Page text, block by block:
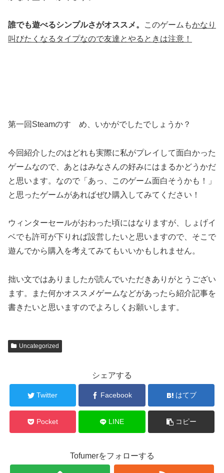
誰でも遊べるシンプルさがオススメ。 このゲームもかなり
叫びたくなるタイプなので友達とやるときは注意！
第一回Steamのすゝめ、いかがでしたでしょうか？
今回紹介したのはどれも実際に私がプレイして面白かった
ゲームなので、あとはみなさんの好みにはまるかどうかだ
と思います。なので「あっ、このゲーム面白そうかも！」
と思ったゲームがあればぜひ購入してみてください！
ウィンターセールがおわった頃にはなりますが、しょげイ
ベでも許可が下りれば設営したいと思いますので、そこで
遊んでから購入を考えてみてもいいかもしれません。
拙い文ではありましたが読んでいただきありがとうござい
ます。また何かオススメゲームなどがあったら紹介記事を
書きたいと思いますのでよろしくお願いします。
Uncategorized
シェアする
Twitter Facebook はてブ
Pocket LINE コピー
Tofumerをフォローする